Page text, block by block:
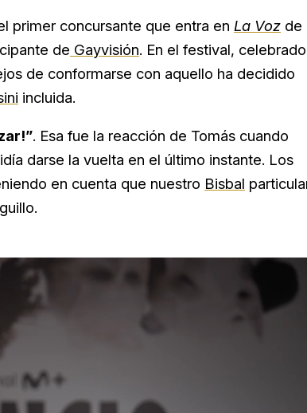
primer concursante que entra en La Voz de
de Gayvisión. En el festival, celebrado
de conformarse con aquello ha decidido
incluida.
. Esa fue la reacción de Tomás cuando
darse la vuelta en el último instante. Los
en cuenta que nuestro Bisbal